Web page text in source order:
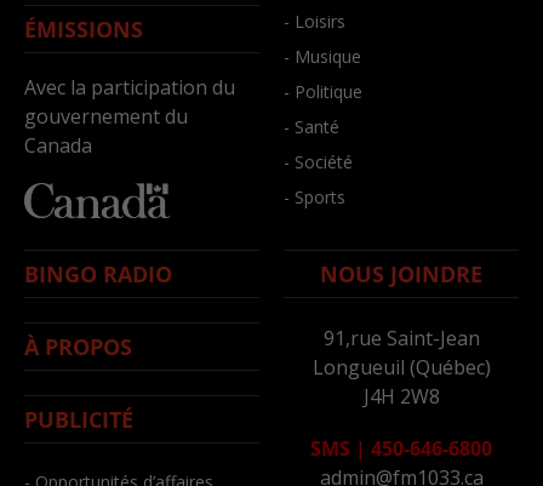
ÉMISSIONS
Avec la participation du
gouvernement du
Canada
- Loisirs
- Musique
- Politique
- Santé
- Société
- Sports
BINGO RADIO
À PROPOS
PUBLICITÉ
NOUS JOINDRE
91,rue Saint-Jean
Longueuil (Québec)
J4H 2W8
SMS | 450-646-6800
admin@fm1033.ca